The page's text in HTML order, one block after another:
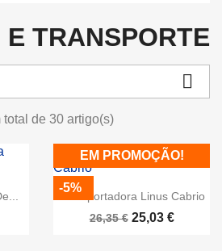
E TRANSPORTE

total de 30 artigo(s)
Transportadora Linus Cabrio
26,35 € 25,03 €
EM PROMOÇÃO!
-5%